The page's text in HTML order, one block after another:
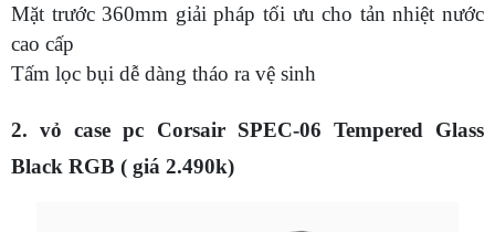
Mặt trước 360mm giải pháp tối ưu cho tản nhiệt nước
cao cấp
Tấm lọc bụi dễ dàng tháo ra vệ sinh
2. vỏ case pc Corsair SPEC-06 Tempered Glass
Black RGB ( giá 2.490k)